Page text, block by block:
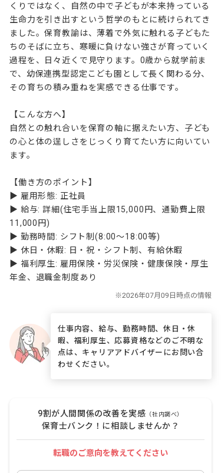
くりではなく、自然の中で子どもが本来持っている
生命力を引き出すという哲学のもとに続けられてき
ました。保育教諭は、薄着で外気に触れる子どもた
ちのそばに立ち、寒暖に負けない強さが育っていく
過程を、日々近くで見守ります。0歳から就学前ま
で、幼保連携型認定こども園として長く関わる分、
その育ちの積み重ねを実感できる仕事です。
【こんな方へ】
自然との触れ合いを保育の軸に据えたい方、子ども
の心と体の逞しさをじっくり育てたい方に向いてい
ます。
【働き方のポイント】
▶ 雇用形態: 正社員
▶ 給与: 詳細(住宅手当上限15,000円、通勤費上限
11,000円)
▶ 勤務時間: シフト制(8:00～18:00等)
▶ 休日・休暇: 日・祝・シフト制、有給休暇
▶ 福利厚生: 雇用保険・労災保険・健康保険・厚生
年金、退職金制度あり
仕事内容、給与、勤務時間、休日・休
暇、福利厚生、応募資格などのご不明な
点は、キャリアアドバイザーにお問い合
わせください。
9割が人間関係の改善を実感 （社内調べ）
保育士バンク！に相談しませんか？
転職のご意向を教えてください